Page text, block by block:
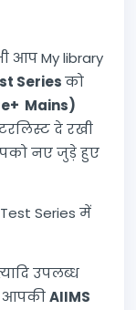
आप My library
Seriesको
Mains)
दे रखी
नए जुड़े हुए
Series में
उपलब्ध
आपकीAIIMS